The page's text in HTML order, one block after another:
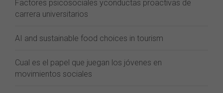
Factores psicosociales yconductas proactivas de
carrera universitarios
AI and sustainable food choices in tourism
Cual es el papel que juegan los jóvenes en
movimientos sociales